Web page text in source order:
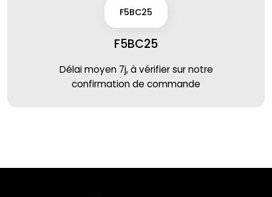
F5BC25
F5BC25
Délai moyen 7j, à vérifier sur notre
confirmation de commande